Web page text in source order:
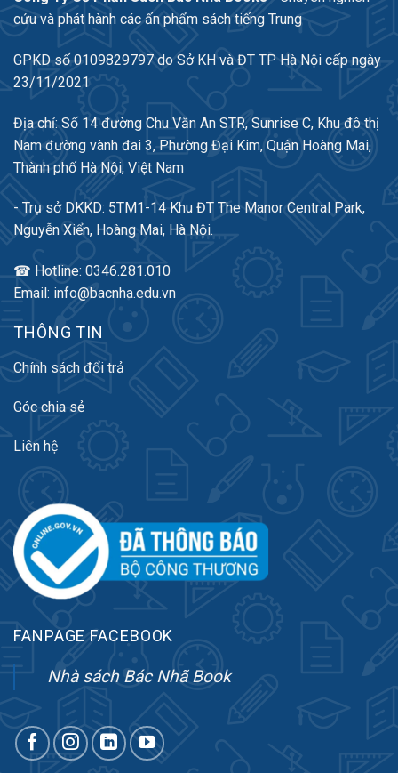
cứu và phát hành các ấn phẩm sách tiếng Trung
GPKD số 0109829797 do Sở KH và ĐT TP Hà Nội cấp ngày
23/11/2021
Địa chỉ: Số 14 đường Chu Văn An STR, Sunrise C, Khu đô thị
Nam đường vành đai 3, Phường Đại Kim, Quận Hoàng Mai,
Thành phố Hà Nội, Việt Nam
- Trụ sở DKKD: 5TM1-14 Khu ĐT The Manor Central Park,
Nguyễn Xiển, Hoàng Mai, Hà Nội.
☎ Hotline: 0346.281.010
Email: info@bacnha.edu.vn
THÔNG TIN
Chính sách đổi trả
Góc chia sẻ
Liên hệ
FANPAGE FACEBOOK
Nhà sách Bác Nhã Book